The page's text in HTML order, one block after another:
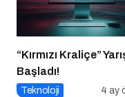
“Kırmızı Kraliçe”
Başladı!
Teknoloji 4 ay